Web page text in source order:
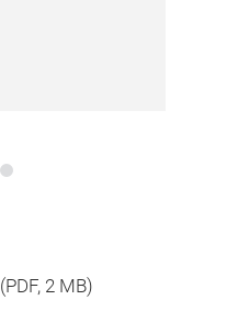
(PDF, 2 MB)